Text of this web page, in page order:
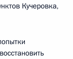
Кучеровка,